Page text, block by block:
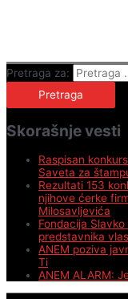
Pretraga za:
Skorašnje vesti
Raspisan
Saveta za
Rezultati 153
njihove ćerke
Milosavljevića
Fondacija
predstavnika
ANEM poziva
Ti
ANEM ALARM: